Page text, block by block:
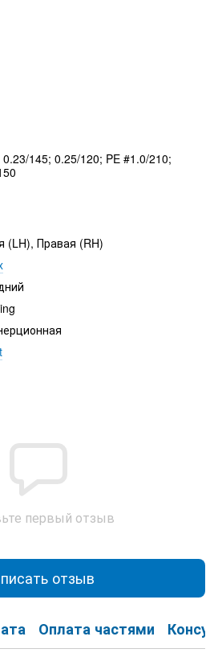
0.23/145; 0.25/120; PE #1.0/210;
(LH), Правая (RH)
первый отзыв
отзыв
Оплата частями